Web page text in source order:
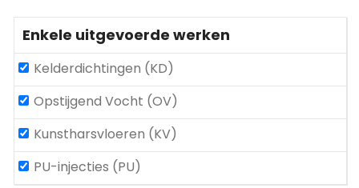
Enkele uitgevoerde werken
Kelderdichtingen (KD)
Opstijgend Vocht (OV)
Kunstharsvloeren (KV)
PU-injecties (PU)